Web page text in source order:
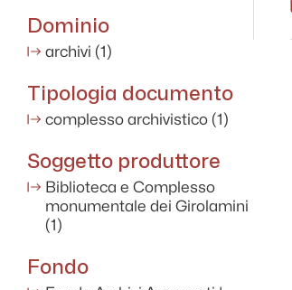
Dominio
archivi (1)
Tipologia documento
complesso archivistico (1)
Soggetto produttore
Biblioteca e Complesso
monumentale dei Girolamini
(1)
Fondo